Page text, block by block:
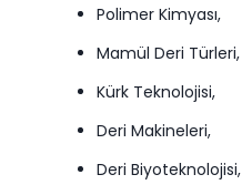
Polimer Kimyası,
Mamül Deri Türleri,
Kürk Teknolojisi,
Deri Makineleri,
Deri Biyoteknolojisi,